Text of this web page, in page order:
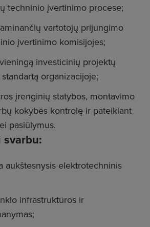
techninio įvertinimo procese;
vartotojų prijungimo
įvertinimo komisijojes;
investicinių projektų
organizacijoje;
įrenginių statybos, montavimo
kokybės kontrolę ir pateikiant
pasiūlymus.
aukštesnysis elektrotechninis
infrastruktūros ir